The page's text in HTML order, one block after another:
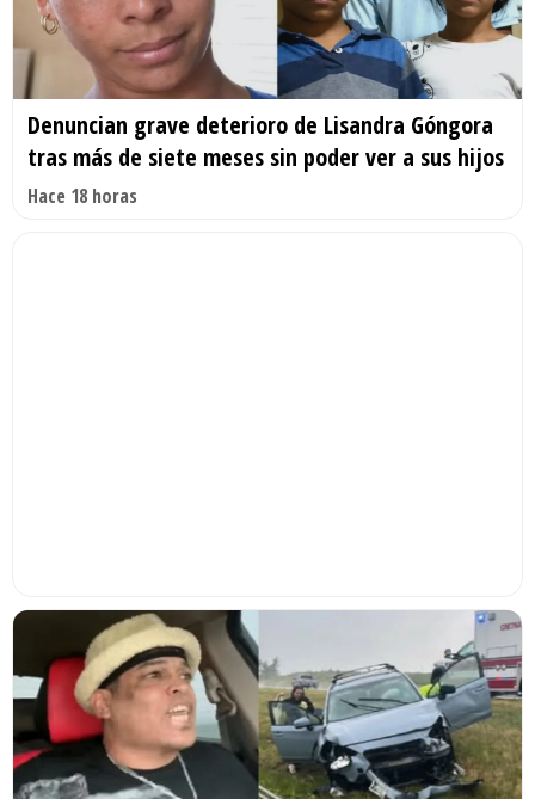
Denuncian grave deterioro de Lisandra Góngora
tras más de siete meses sin poder ver a sus hijos
Hace 18 horas